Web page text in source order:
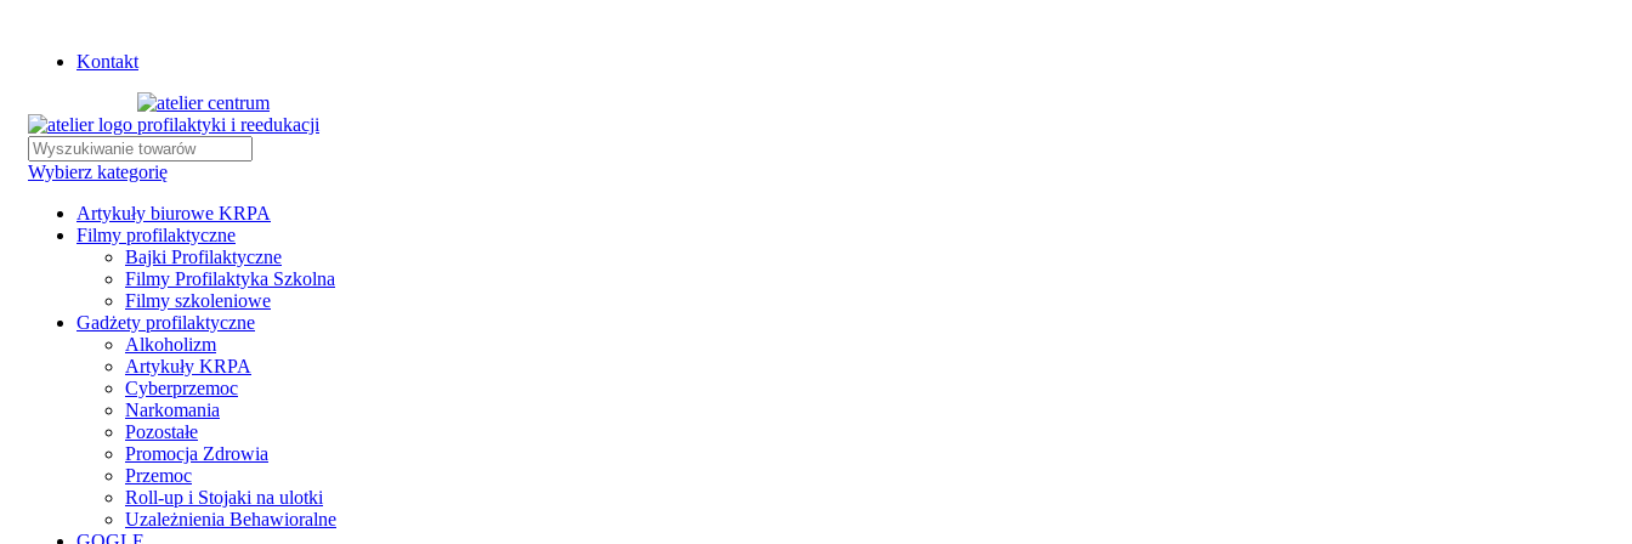
Kontakt
Wybierz kategorię
Artykuły biurowe KRPA
Filmy profilaktyczne
Bajki Profilaktyczne
Filmy Profilaktyka Szkolna
Filmy szkoleniowe
Gadżety profilaktyczne
Alkoholizm
Artykuły KRPA
Cyberprzemoc
Narkomania
Pozostałe
Promocja Zdrowia
Przemoc
Roll-up i Stojaki na ulotki
Uzależnienia Behawioralne